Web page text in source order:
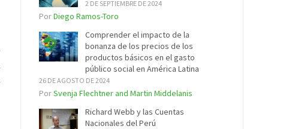
2 DE SEPTIEMBRE DE 2024
PorDiego Ramos-Toro
Comprender el impacto de la
bonanza de los precios de los
productos básicos en el gasto
público social en América Latina
26 DE AGOSTO DE 2024
PorSvenja Flechtner and Martin Middelanis
Richard Webb y las Cuentas
Nacionales del Perú